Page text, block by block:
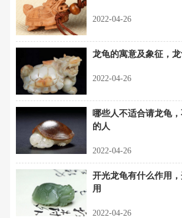
2022-04-26
龙龟的寓意及象征，
2022-04-26
哪些人不适合请龙龟
的人
2022-04-26
开光龙龟有什么作用
用
2022-04-26